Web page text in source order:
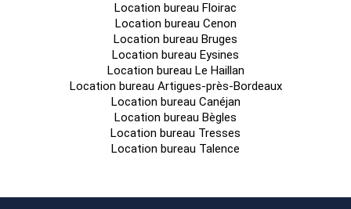
Location bureau Floirac
Location bureau Cenon
Location bureau Bruges
Location bureau Eysines
Location bureau Le Haillan
Location bureau Artigues-près-Bordeaux
Location bureau Canéjan
Location bureau Bègles
Location bureau Tresses
Location bureau Talence